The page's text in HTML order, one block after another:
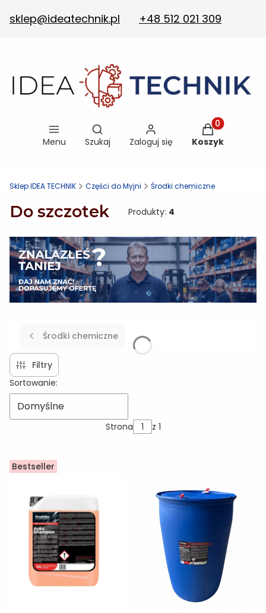
sklep@ideatechnik.pl +48 512 021 309
Menu
Otwórz wyszukiwarkę
Szukaj Zaloguj się
Produkty w
Koszyk
Sklep IDEA TECHNIK Części do Myjni Środki chemiczne
Do szczotek Produkty: 4
Środki chemiczne
Filtry
Lista produktów
Sortowanie:
Domyślne
Strona z 1
Bestseller